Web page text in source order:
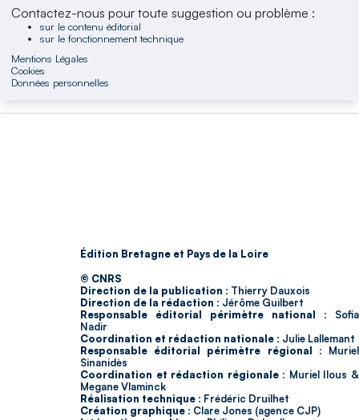
Contactez-nous pour toute suggestion ou problème :
sur le contenu éditorial
sur le fonctionnement technique
Mentions Légales
Cookies
Données personnelles
Édition Bretagne et Pays de la Loire
© CNRS
Direction de la publication : Thierry Dauxois
Direction de la rédaction : Jérôme Guilbert
Responsable éditorial périmètre national : Sofia
Nadir
Coordination et rédaction nationale : Julie Lallemant
Responsable éditorial périmètre régional : Muriel
Sinanidès
Coordination et rédaction régionale : Muriel Ilous &
Megane Vlaminck
Réalisation technique : Frédéric Druilhet
Création graphique : Clare Jones (agence CJP)